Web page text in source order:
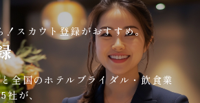
！ スカウト登録がおすすめ。
と全国のホテルブライダル・飲食業
が、